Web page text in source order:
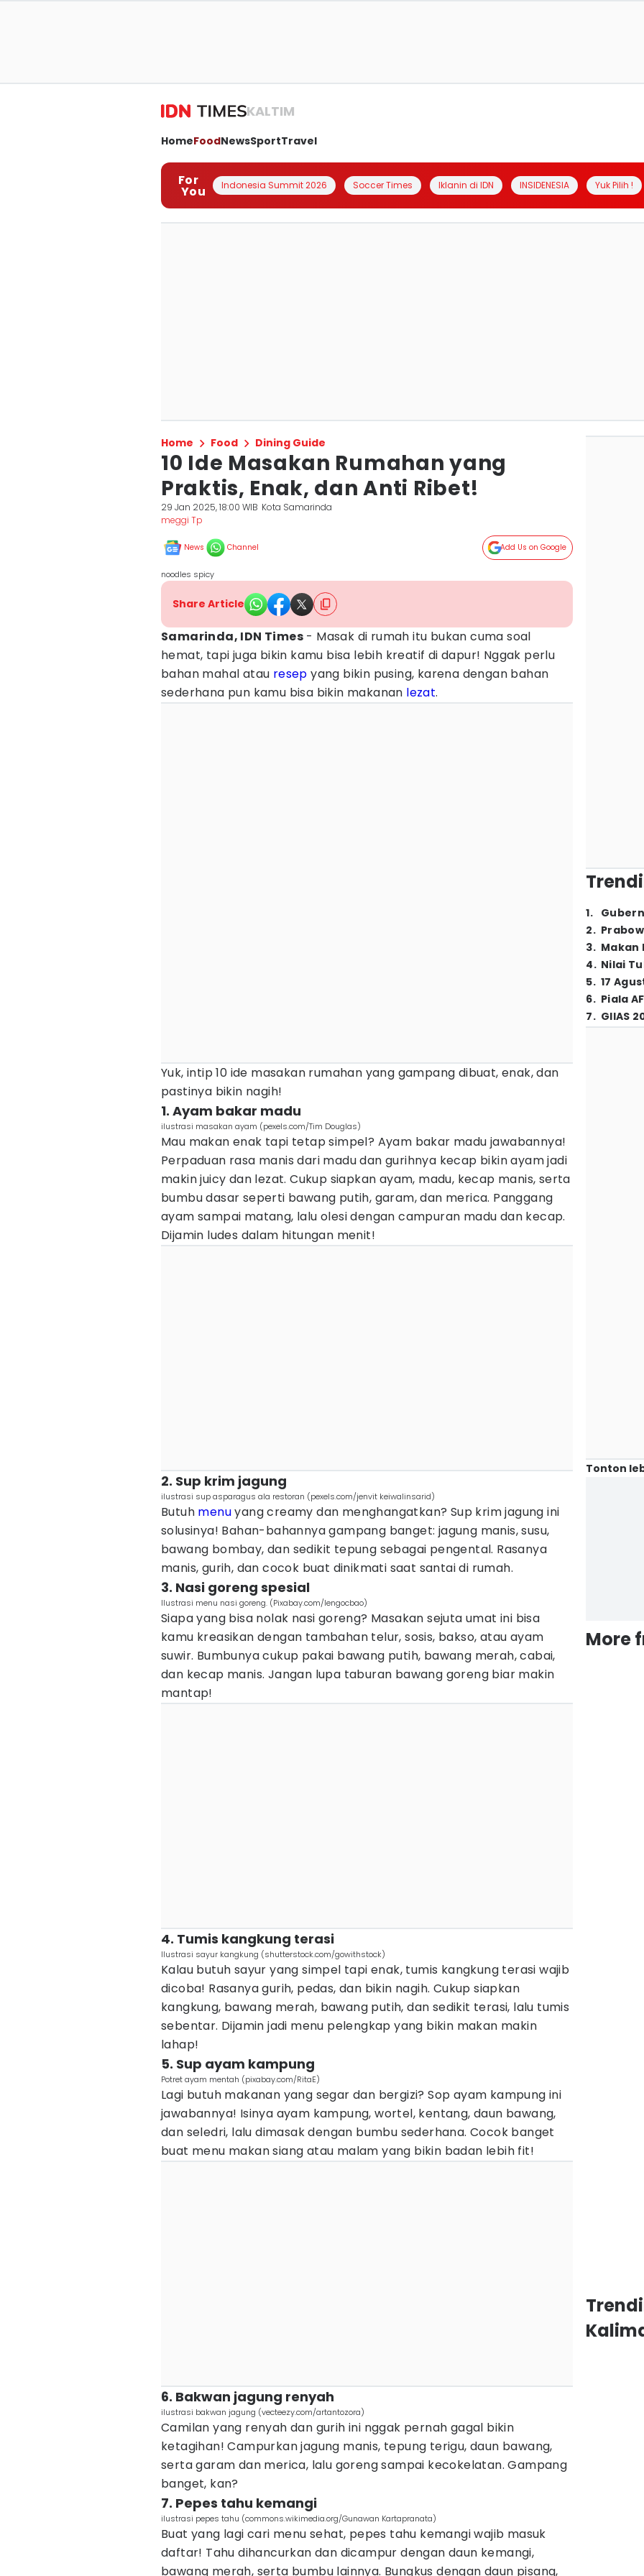
KALTIM
HomeFoodNewsSportTravel
For
You Indonesia Summit 2026 Soccer Times Iklanin di IDN INSIDENESIA Yuk Pilih !
Home Food Dining Guide
10 Ide Masakan Rumahan yang
Praktis, Enak, dan Anti Ribet!
29 Jan 2025, 18:00 WIB Kota Samarinda
meggi Tp
News Channel Add Us on Google
noodles spicy
Share Article
Samarinda, IDN Times - Masak di rumah itu bukan cuma soal
hemat, tapi juga bikin kamu bisa lebih kreatif di dapur! Nggak perlu
bahan mahal atau resep yang bikin pusing, karena dengan bahan
sederhana pun kamu bisa bikin makanan lezat.
Yuk, intip 10 ide masakan rumahan yang gampang dibuat, enak, dan
pastinya bikin nagih!
1. Ayam bakar madu
ilustrasi masakan ayam (pexels.com/Tim Douglas)
Mau makan enak tapi tetap simpel? Ayam bakar madu jawabannya!
Perpaduan rasa manis dari madu dan gurihnya kecap bikin ayam jadi
makin juicy dan lezat. Cukup siapkan ayam, madu, kecap manis, serta
bumbu dasar seperti bawang putih, garam, dan merica. Panggang
ayam sampai matang, lalu olesi dengan campuran madu dan kecap.
Dijamin ludes dalam hitungan menit!
2. Sup krim jagung
ilustrasi sup asparagus ala restoran (pexels.com/jenvit keiwalinsarid)
Butuh menuyang creamy dan menghangatkan? Sup krim jagung ini
solusinya! Bahan-bahannya gampang banget: jagung manis, susu,
bawang bombay, dan sedikit tepung sebagai pengental. Rasanya
manis, gurih, dan cocok buat dinikmati saat santai di rumah.
3. Nasi goreng spesial
Ilustrasi menu nasi goreng. (Pixabay.com/lengocbao)
Siapa yang bisa nolak nasi goreng? Masakan sejuta umat ini bisa
kamu kreasikan dengan tambahan telur, sosis, bakso, atau ayam
suwir. Bumbunya cukup pakai bawang putih, bawang merah, cabai,
dan kecap manis. Jangan lupa taburan bawang goreng biar makin
mantap!
4. Tumis kangkung terasi
Ilustrasi sayur kangkung (shutterstock.com/gowithstock)
Kalau butuh sayur yang simpel tapi enak, tumis kangkung terasi wajib
dicoba! Rasanya gurih, pedas, dan bikin nagih. Cukup siapkan
kangkung, bawang merah, bawang putih, dan sedikit terasi, lalu tumis
sebentar. Dijamin jadi menu pelengkap yang bikin makan makin
lahap!
5. Sup ayam kampung
Potret ayam mentah (pixabay.com/RitaE)
Lagi butuh makanan yang segar dan bergizi? Sop ayam kampung ini
jawabannya! Isinya ayam kampung, wortel, kentang, daun bawang,
dan seledri, lalu dimasak dengan bumbu sederhana. Cocok banget
buat menu makan siang atau malam yang bikin badan lebih fit!
6. Bakwan jagung renyah
ilustrasi bakwan jagung (vecteezy.com/artantozora)
Camilan yang renyah dan gurih ini nggak pernah gagal bikin
ketagihan! Campurkan jagung manis, tepung terigu, daun bawang,
serta garam dan merica, lalu goreng sampai kecokelatan. Gampang
banget, kan?
7. Pepes tahu kemangi
ilustrasi pepes tahu (commons.wikimedia.org/Gunawan Kartapranata)
Buat yang lagi cari menu sehat, pepes tahu kemangi wajib masuk
daftar! Tahu dihancurkan dan dicampur dengan daun kemangi,
bawang merah, serta bumbu lainnya. Bungkus dengan daun pisang,
1.
2.
3. Makan
4. Nilai
5. 17
6. Piala
7. GIIAS
Tonton
More